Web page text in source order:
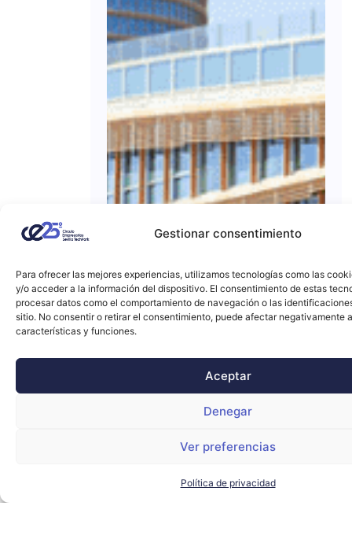
Gestionar consentimiento
Para ofrecer las mejores experiencias, utilizamos tecnologías como las
y/o acceder a la información del dispositivo. El consentimiento de estas
procesar datos como el comportamiento de navegación o las
sitio. No consentir o retirar el consentimiento, puede afectar negativamente
características y funciones.
Aceptar
Denegar
Ver preferencias
Política de privacidad